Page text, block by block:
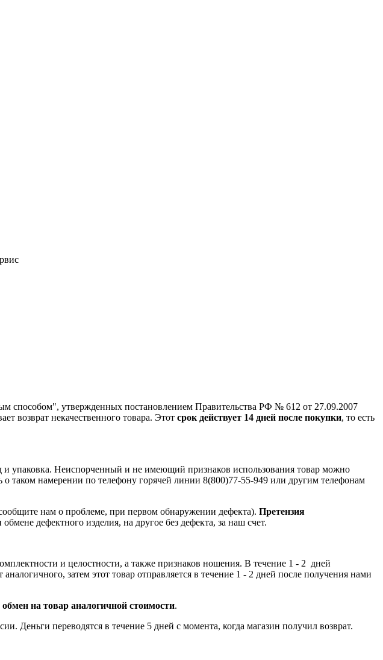
способом", утвержденных постановлением Правительства РФ № 612 от 27.09.2007
возврат некачественного товара. Этот срок действует 14 дней после покупки, то есть
упаковка. Неиспорченный и не имеющий признаков использования товар можно
таком намерении по телефону горячей линии 8(800)77-55-949 или другим телефонам
нам о проблеме, при первом обнаружении дефекта). Претензия
обмене дефектного изделия, на другое без дефекта, за наш счет.
и целостности, а также признаков ношения. В течение 1 - 2 дней
затем этот товар отправляется в течение 1 - 2 дней после получения нами
на товар аналогичной стоимости.
переводятся в течение 5 дней с момента, когда магазин получил возврат.